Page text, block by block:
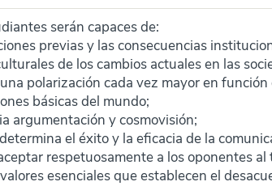
serán capaces de:
previas y las consecuencias
de los cambios actuales en las
polarización cada vez mayor en función
básicas del mundo;
argumentación y cosmovisión;
el éxito y la eficacia de la
respetuosamente a los oponentes
esenciales que establecen el